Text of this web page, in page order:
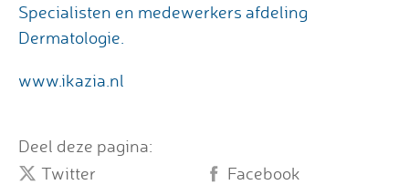
Specialisten en medewerkers afdeling
Dermatologie.
www.ikazia.nl
Deel deze pagina:
Twitter
Facebook